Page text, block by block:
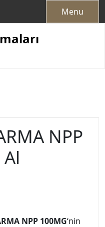
Menu
NPP
NPP 100MG‘nin